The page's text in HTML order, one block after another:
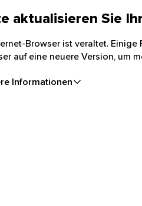
aktualisieren Sie
Browser ist veraltet.
auf eine neuere Version, um
Informationen